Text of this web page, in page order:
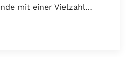
mit einer Vielzahl…